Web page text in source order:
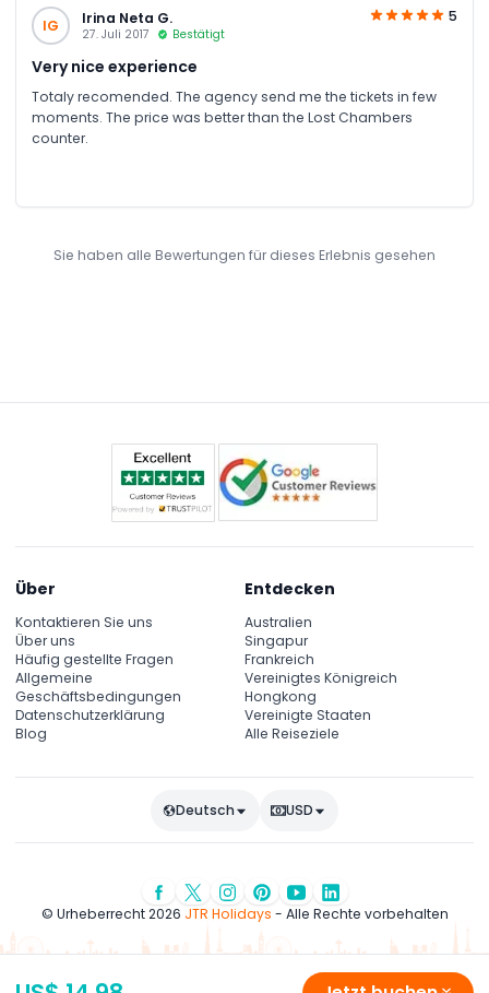
IG Irina Neta G.
27. Juli 2017 Bestätigt
5
Very nice experience
Totaly recomended. The agency send me the tickets in few
moments. The price was better than the Lost Chambers
counter.
Sie haben alle Bewertungen für dieses Erlebnis gesehen
Über
Kontaktieren Sie uns
Über uns
Häufig gestellte Fragen
Allgemeine
Geschäftsbedingungen
Datenschutzerklärung
Blog
Entdecken
Australien
Singapur
Frankreich
Vereinigtes Königreich
Hongkong
Vereinigte Staaten
Alle Reiseziele
Deutsch USD
© Urheberrecht 2026 JTR Holidays - Alle Rechte vorbehalten